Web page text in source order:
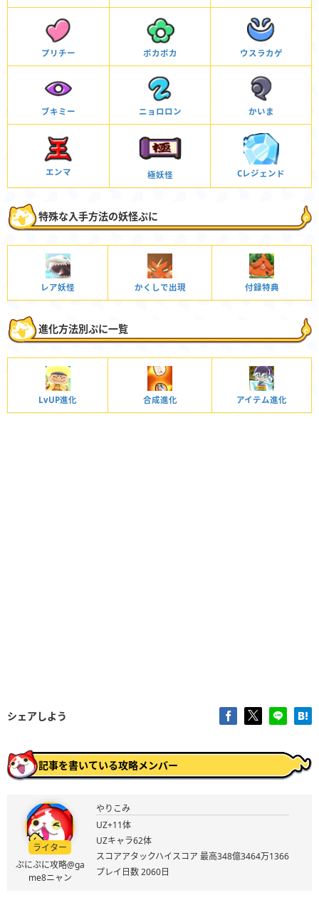
プリチー ポカポカ ウスラカゲ
ブキミー ニョロロン かいま
エンマ 極妖怪 Cレジェンド
特殊な入手方法の妖怪ぷに
レア妖怪 かくしで出現 付録特典
進化方法別ぷに一覧
LvUP進化 合成進化 アイテム進化
シェアしよう
記事を書いている攻略メンバー
ライター
ぷにぷに攻略@ga
me8ニャン
やりこみ
UZ+11体
UZキャラ62体
スコアアタックハイスコア 最高348億3464万1366
プレイ日数 2060日